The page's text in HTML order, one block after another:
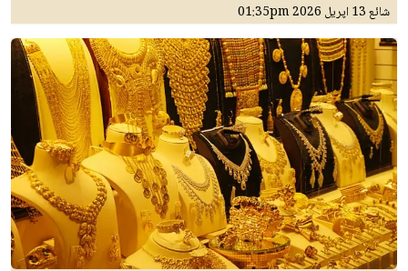
شائع13 اپريل 2026 01:35pm